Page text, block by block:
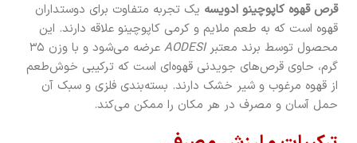
قرص قهوه کاپوچینو ادویسه یک تجربه متفاوت برای دوستداران
قهوه است که به طعم ملایم و کرمی کاپوچینو علاقه دارند. این
محصول توسط برند معتبرAODESI
عرضه می‌شود و با وزن ۳۵
گرم، حاوی قرص‌های جویدنی قهوه‌ای است که ترکیبی خوش‌طعم
از قهوه مرغوب و شیر خشک دارند. بسته‌بندی فلزی و سبک آن
حمل آسان و مصرف در هر مکان را ممکن می‌کند.